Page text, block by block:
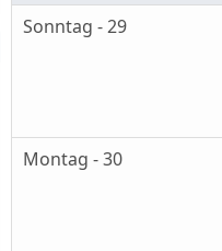
Sonntag - 29
Montag - 30